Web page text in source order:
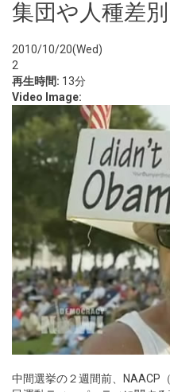
集団や人種差
2010/10/20(Wed)
2
再生時間: 13分
Video Image:
中間選挙の２週間前、NAACP